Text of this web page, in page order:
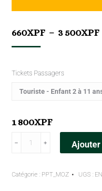
660XPF – 3 500XPF
Tickets Passagers
1 800XPF
﹣ ﹢ Ajouter
Catégorie : PPT_MOZ UGS :